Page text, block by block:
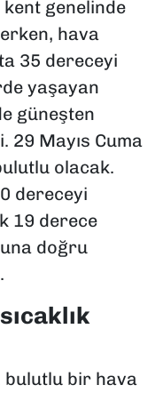
genelinde
hava
35 dereceyi
yaşayan
güneşten
29 Mayıs Cuma
olacak.
dereceyi
19 derece
doğru
bulutlu bir hava